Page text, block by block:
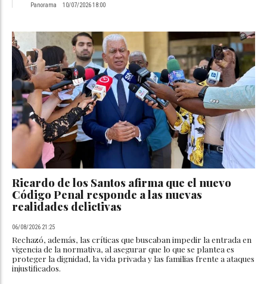
Panorama 10/07/2026 18:00
Ricardo de los Santos afirma que el nuevo
Código Penal responde a las nuevas
realidades delictivas
06/08/2026 21:25
Rechazó, además, las críticas que buscaban impedir la entrada en
vigencia de la normativa, al asegurar que lo que se plantea es
proteger la dignidad, la vida privada y las familias frente a ataques
injustificados.